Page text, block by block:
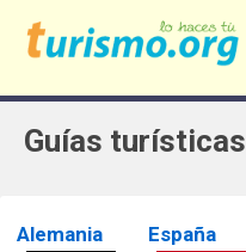
Guías turísticas
Alemania España